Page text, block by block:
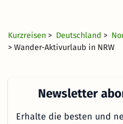
Kurzreisen > Deutschland >
> Wander-Aktivurlaub in NRW
Newsletter
Erhalte die besten und